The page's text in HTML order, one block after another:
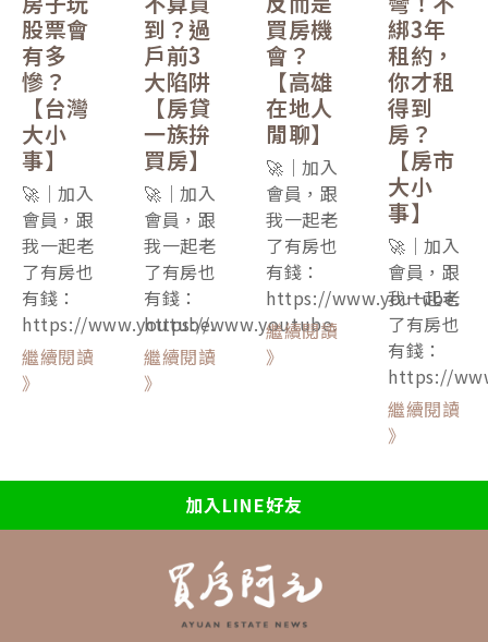
股票會
有多
慘？
【台灣
大小
事】
🚀｜加入
會員，跟
我一起老
了有房也
有錢：
https://www.youtube.
繼續閱讀
》
到？過
戶前3
大陷阱
【房貸
一族拚
買房】
🚀｜加入
會員，跟
我一起老
了有房也
有錢：
https://www.youtube.
繼續閱讀
》
買房機
會？
【高雄
在地人
閒聊】
🚀｜加入
會員，跟
我一起老
了有房也
有錢：
https://www.youtube.
繼續閱讀
》
綁3年
租約，
你才租
得到
房？
【房市
大小
事】
🚀｜加入
會員，跟
我一起老
了有房也
有錢：
https://
繼續閱讀
》
加入LINE好友